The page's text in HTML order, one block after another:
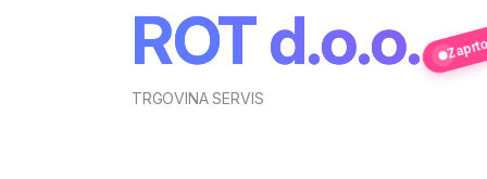
ROT d.o.o.
TRGOVINA SERVIS